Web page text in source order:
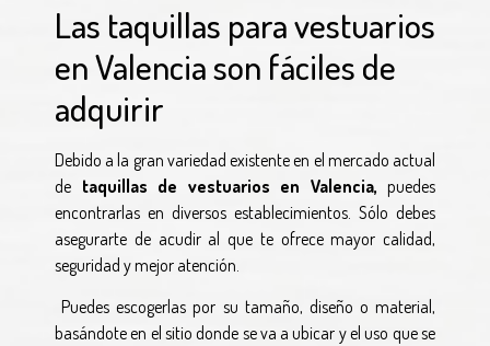
Las taquillas para vestuarios
en Valencia son fáciles de
adquirir
Debido a la gran variedad existente en el mercado actual
de taquillas de vestuarios en Valencia, puedes
encontrarlas en diversos establecimientos. Sólo debes
asegurarte de acudir al que te ofrece mayor calidad,
seguridad y mejor atención.
Puedes escogerlas por su tamaño, diseño o material,
basándote en el sitio donde se va a ubicar y el uso que se